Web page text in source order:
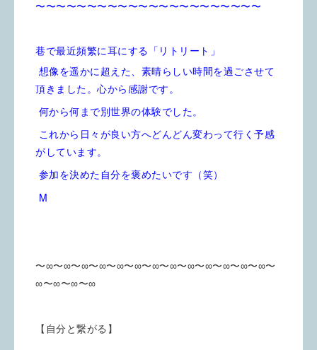
〜〜〜〜〜〜〜〜〜〜〜〜〜〜〜〜〜〜〜〜〜〜
巷で最近頻繁に耳にする「リトリート」
想像を遥かに超えた、素晴らしい時間を過ごさせて
頂きました。心から感謝です。
何から何まで別世界の体験でした。
これから日々が良い方へどんどん変わって行く予感
がしています。
参加を決めた自分を褒めたいです（笑）
M
〜∞〜∞〜∞〜∞〜∞〜∞〜∞〜∞〜∞〜∞〜∞〜∞〜∞〜
∞〜∞〜∞〜∞
【自分と繋がる】